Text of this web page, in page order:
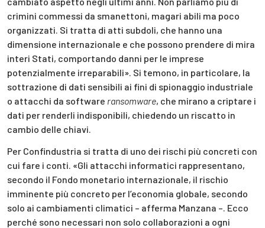
crimini commessi da smanettoni, magari abili ma poco
organizzati. Si tratta di atti subdoli, che hanno una
dimensione internazionale e che possono prendere di mira
interi Stati, comportando danni per le imprese
potenzialmente irreparabili». Si temono, in particolare, la
sottrazione di dati sensibili ai fini di spionaggio industriale
o attacchi da software ransomware, che mirano a criptare i
dati per renderli indisponibili, chiedendo un riscatto in
cambio delle chiavi.
Per Confindustria si tratta di uno dei rischi più concreti con
cui fare i conti. «Gli attacchi informatici rappresentano,
secondo il Fondo monetario internazionale, il rischio
imminente più concreto per l’economia globale, secondo
solo ai cambiamenti climatici – afferma Manzana –. Ecco
perché sono necessari non solo collaborazioni a ogni